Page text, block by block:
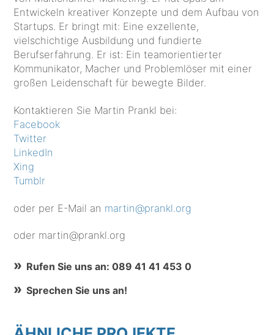
Entwickeln kreativer Konzepte und dem Aufbau von
Startups. Er bringt mit: Eine exzellente,
vielschichtige Ausbildung und fundierte
Berufserfahrung. Er ist: Ein teamorientierter
Kommunikator, Macher und Problemlöser mit einer
großen Leidenschaft für bewegte Bilder.
Kontaktieren Sie Martin Prankl bei:
Facebook
Twitter
LinkedIn
Xing
Tumblr
oder per E-Mail an martin@prankl.org
oder martin@prankl.org
Rufen Sie uns an: 089 41 41 453 0
Sprechen Sie uns an!